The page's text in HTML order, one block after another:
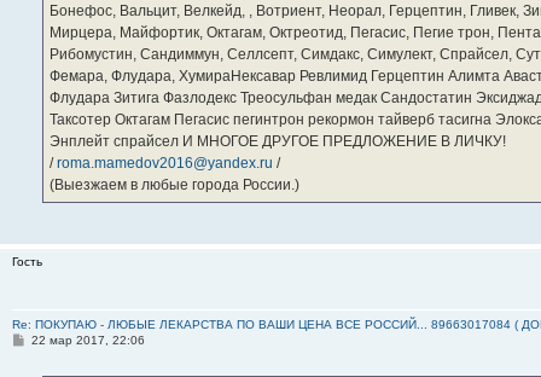
Бонефос, Вальцит, Велкейд, , Вотриент, Неорал, Герцептин, Гливек,
Мирцера, Майфортик, Октагам, Октреотид, Пегасис, Пегие трон,
Рибомустин, Сандиммун, Селлсепт, Симдакс, Симулект, Спрайсел,
Фемара, Флудара, ХумираНексавар Ревлимид Герцептин Алимта
Флудара Зитига Фазлодекс Треосульфан медак Сандостатин
Таксотер Октагам Пегасис пегинтрон рекормон тайверб тасигна
Энплейт спрайсел И МНОГОЕ ДРУГОЕ ПРЕДЛОЖЕНИЕ В ЛИЧКУ!
/roma.mamedov2016@yandex.ru /
(Выезжаем в любые города России.)
Гость
Re: ПОКУПАЮ - ЛЮБЫЕ ЛЕКАРСТВА ПО ВАШИ ЦЕНА ВСЕ РОССИЙ... 89663017084 (
С22 мар 2017, 22:06